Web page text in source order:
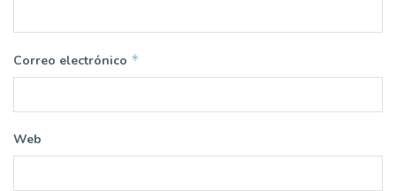
Correo electrónico *
Web